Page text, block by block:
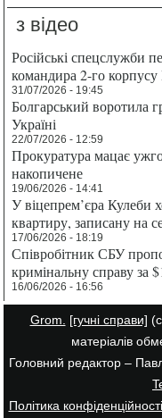
з відео
Російські спецслужби
командира 2-го корпусу
31/07/2026 - 19:45
Болгарський воротила
Україні
22/07/2026 - 12:59
Прокуратура мацає
накопичене
19/06/2026 - 14:41
У віцепрем’єра Кулеби
квартиру, записану на
17/06/2026 - 18:19
Співробітник СБУ
кримінальну справу за
16/06/2026 - 16:56
Grom. [гучні справи]
матеріалів
Головний редактор –
Політика